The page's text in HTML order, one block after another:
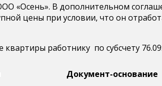
«Осень». В дополнительном
цены при условии, что он
работнику по субсчету
Документ-основание